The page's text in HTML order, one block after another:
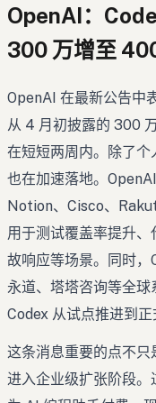
OpenAI：
300 万增至
OpenAI 在最新公告中
从 4 月初披露的 300
在短短两周内。除了
也在加速落地。
Notion、Cisco、
用于测试覆盖率提升
故响应等场景。同时
永道、塔塔咨询等全
Codex 从试点推进到正
这条消息重要的点不
进入企业级扩张阶段